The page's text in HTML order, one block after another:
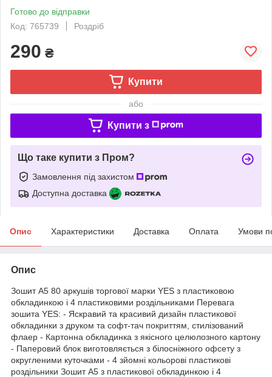
Готово до відправки
Код: 765739
Роздріб
290 ₴
Купити
або
Купити з
Що таке купити з Пром?
Замовлення під захистом
Доступна доставка
Опис Характеристики Доставка Оплата Умови
Опис
Зошит А5 80 аркушів торгової марки YES з пластиковою
обкладинкою і 4 пластиковими роздільниками Перевага
зошита YES: - Яскравий та красивий дизайн пластикової
обкладинки з друком та софт-тач покриттям, стилізований
флаер - Картонна обкладинка з якісного целюлозного картону
- Паперовий блок виготовляється з білосніжного офсету з
округленими куточками - 4 зйомні кольорові пластикові
роздільники Зошит А5 з пластикової обкладинкою і 4